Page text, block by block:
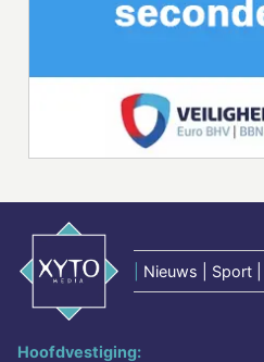
Nieuws | Sport
Hoofdvestiging: